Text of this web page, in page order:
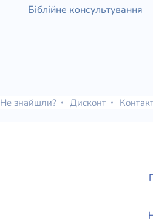
Біблійне консультування
Не знайшли? Дисконт